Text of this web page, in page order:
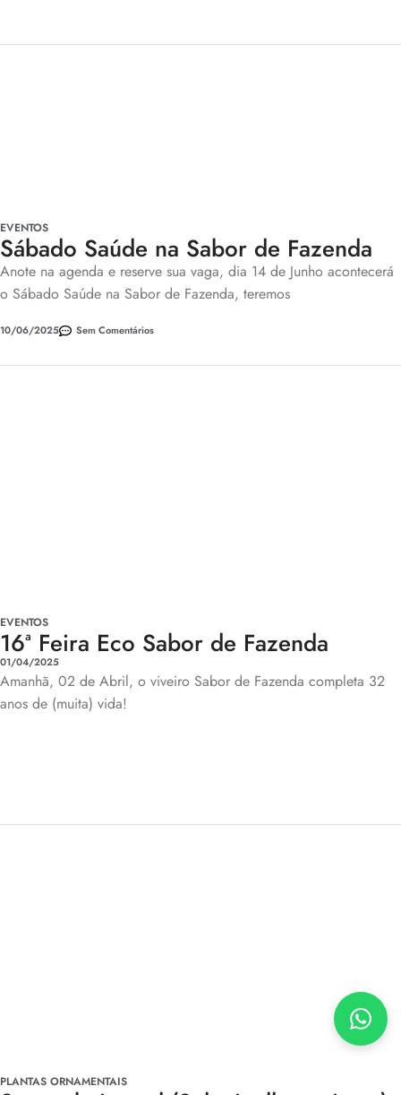
EVENTOS
Sábado Saúde na Sabor de Fazenda
Anote na agenda e reserve sua vaga, dia 14 de Junho acontecerá
o Sábado Saúde na Sabor de Fazenda, teremos
10/06/2025 Sem Comentários
EVENTOS
16ª Feira Eco Sabor de Fazenda
01/04/2025
Amanhã, 02 de Abril, o viveiro Sabor de Fazenda completa 32
anos de (muita) vida!
PLANTAS ORNAMENTAIS